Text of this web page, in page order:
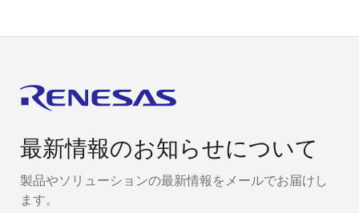
最新情報のお知らせについて
製品やソリューションの最新情報をメールでお届けし
ます。